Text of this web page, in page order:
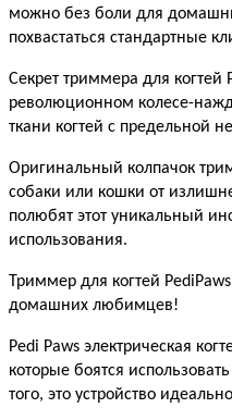
можно без боли для
похвастаться стандартные
Секрет триммера для когтей
революционном колесе-
ткани когтей с предельной
Оригинальный колпачок
собаки или кошки от
полюбят этот уникальный
использования.
Триммер для когтей
домашних любимцев!
Pedi Paws электрическая
которые боятся
того, это устройство